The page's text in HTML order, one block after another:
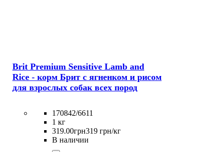
Brit Premium Sensitive Lamb and
Rice - корм Брит с ягненком и рисом
для взрослых собак всех пород
170842/6611
1 кг
319.00грн319 грн/кг
В наличии